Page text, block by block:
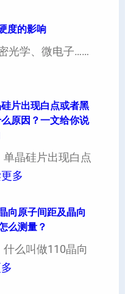
度的影响
光学、微电子……
片出现白点或者黑
原因？一文给你说
单晶硅片出现白点
多
晶
硅
片
向原子间距及晶向
么测量？
什么叫做110晶向